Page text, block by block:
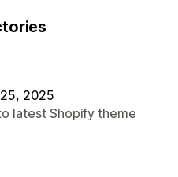
2025
latest Shopify theme